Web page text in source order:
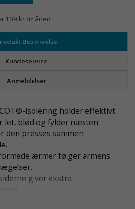
109 kr./måned
Beskrivelse
Kundeservice
Anmeldelser
isolering holder effektivt
let, blød og fylder næsten
den presses sammen.
ærmer følger armens
giver ekstra
omgivelserne takket være